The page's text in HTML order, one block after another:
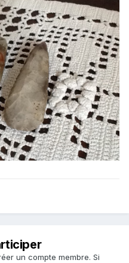
un compte membre. Si